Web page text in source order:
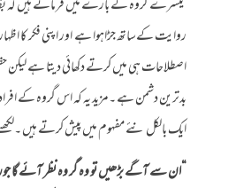
تیسرے گروہ کے بارے میں فرماتے ہیں کہ
روایت کےساتھ جڑاہوا ہے اور اپنی فکر کا
اصطلاحات ہی میں کرتے دکھائی دیتا ہے لیکن
بدترین دشمن ہے ۔مزید یہ کہ اس گروہ کے
ایک بالکل نئے مفہوم میں پیش کرتے ہیں
“ان سے آگے بڑھیں تو وہ گر وہ نظر آئے گا